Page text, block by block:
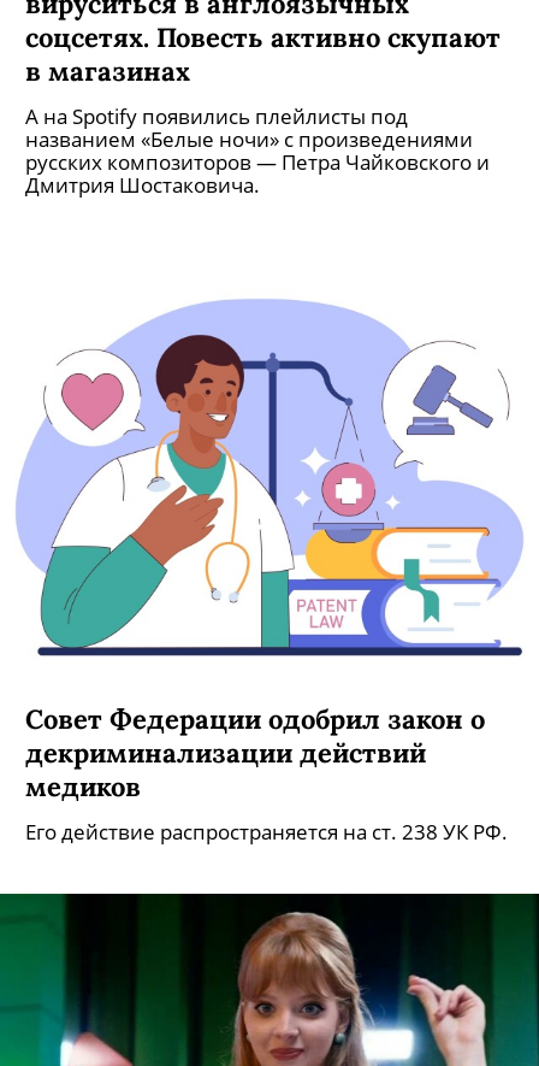
соцсетях. Повесть активно скупают
в магазинах
А на Spotify появились плейлисты под
названием «Белые ночи» с произведениями
русских композиторов — Петра Чайковского и
Дмитрия Шостаковича.
Совет Федерации одобрил закон о
декриминализации действий
медиков
Его действие распространяется на ст. 238 УК РФ.